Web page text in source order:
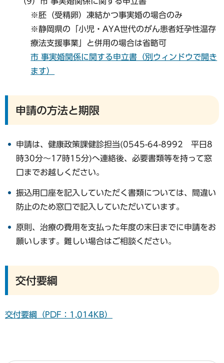
※胚（受精卵）凍結かつ事実婚の場合のみ
※静岡県の「小児・AYA世代のがん患者妊孕性温存
療法支援事業」と併用の場合は省略可
市 事実婚関係に関する申立書（別ウィンドウで開き
ます）
申請の方法と期限
申請は、健康政策課健診担当(0545-64-8992 平日8
時30分～17時15分)へ連絡後、必要書類等を持って窓
口までお越しください。
振込用口座を記入していただく書類については、間違い
防止のため窓口で記入していただいています。
原則、治療の費用を支払った年度の末日までに申請をお
願いします。難しい場合はご相談ください。
交付要綱
交付要綱（PDF：1,014KB）